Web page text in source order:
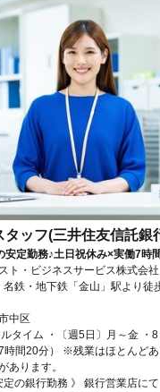
タッフ(三井住友信託
安定勤務♪土日祝休み×実働7時
ト・ビジネスサービス株式会社
名鉄・地下鉄「金山」駅より徒
中区
タイム ・〔週5日〕月～金 ・
時間20分） ※残業はほとんど
あります。
定の銀行勤務 》 銀行営業店に